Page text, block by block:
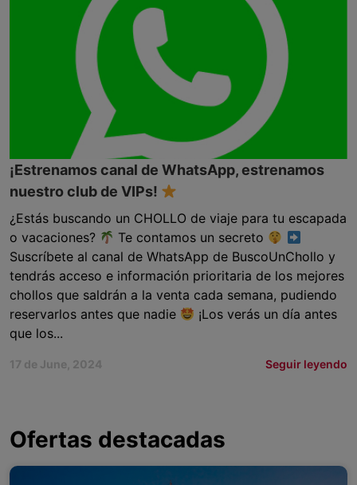
¡Estrenamos canal de WhatsApp, estrenamos
nuestro club de VIPs!
¿Estás buscando un CHOLLO de viaje para tu escapada
o vacaciones?
Te contamos un secreto
Suscríbete al canal de WhatsApp de BuscoUnChollo y
tendrás acceso e información prioritaria de los mejores
chollos que saldrán a la venta cada semana, pudiendo
reservarlos antes que nadie
¡Los verás un día antes
que los...
17 de June, 2024 Seguir leyendo
Ofertas destacadas